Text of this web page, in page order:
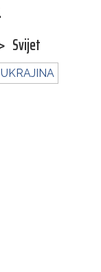
> Svijet
UKRAJINA